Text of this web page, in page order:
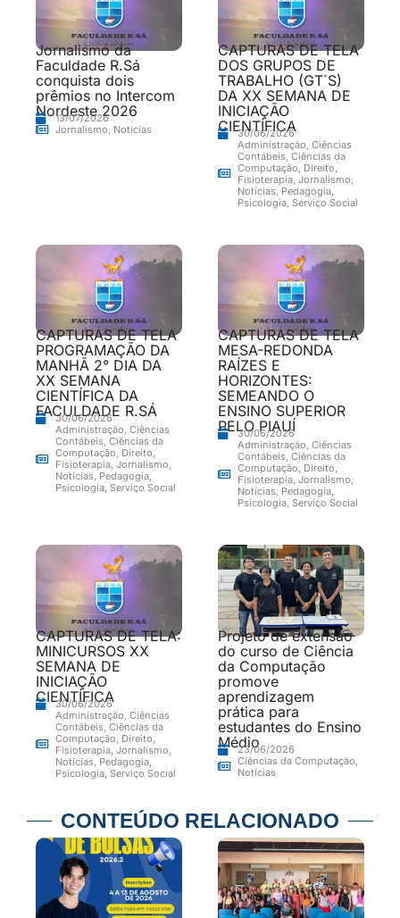
Jornalismo da
Faculdade R.Sá
conquista dois
prêmios no Intercom
Nordeste 2026
13/07/2026
Jornalismo, Notícias
CAPTURAS DE TELA
DOS GRUPOS DE
TRABALHO (GT´S)
DA XX SEMANA DE
INICIAÇÃO
CIENTÍFICA
30/06/2026
Administração, Ciências
Contábeis, Ciências da
Computação, Direito,
Fisioterapia, Jornalismo,
Notícias, Pedagogia,
Psicologia, Serviço Social
CAPTURAS DE TELA
PROGRAMAÇÃO DA
MANHÃ 2° DIA DA
XX SEMANA
CIENTÍFICA DA
FACULDADE R.SÁ
30/06/2026
Administração, Ciências
Contábeis, Ciências da
Computação, Direito,
Fisioterapia, Jornalismo,
Notícias, Pedagogia,
Psicologia, Serviço Social
CAPTURAS DE TELA
MESA-REDONDA
RAÍZES E
HORIZONTES:
SEMEANDO O
ENSINO SUPERIOR
PELO PIAUÍ
30/06/2026
Administração, Ciências
Contábeis, Ciências da
Computação, Direito,
Fisioterapia, Jornalismo,
Notícias, Pedagogia,
Psicologia, Serviço Social
CAPTURAS DE TELA:
MINICURSOS XX
SEMANA DE
INICIAÇÃO
CIENTÍFICA
30/06/2026
Administração, Ciências
Contábeis, Ciências da
Computação, Direito,
Fisioterapia, Jornalismo,
Notícias, Pedagogia,
Psicologia, Serviço Social
Projeto de extensão
do curso de Ciência
da Computação
promove
aprendizagem
prática para
estudantes do Ensino
Médio23/06/2026
Ciências da Computação,
Notícias
CONTEÚDO RELACIONADO